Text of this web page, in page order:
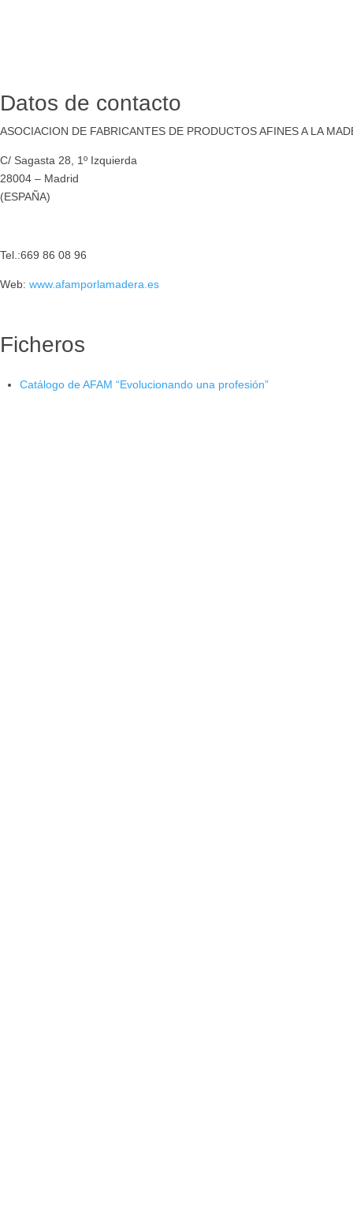
Datos de contacto
ASOCIACION DE FABRICANTES DE PRODUCTOS AFINES A LA
C/ Sagasta 28, 1º Izquierda
28004 – Madrid
(ESPAÑA)
Tel.:669 86 08 96
Web: www.afamporlamadera.es
Ficheros
Catálogo de AFAM “Evolucionando una profesión”